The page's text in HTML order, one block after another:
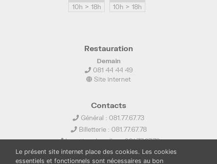
10h > 18h
10h > 18h
Restauration
Demain
081 44 44 49
Site internet
Contacts
Général : 081.77.67.73
Billetterie : 081.77.67.78
Location de salles : 081.77.67.79
info@ledelta.be
Le présent site internet place des cookies. Les cookies
essentiels et fonctionnels sont nécessaires au bon